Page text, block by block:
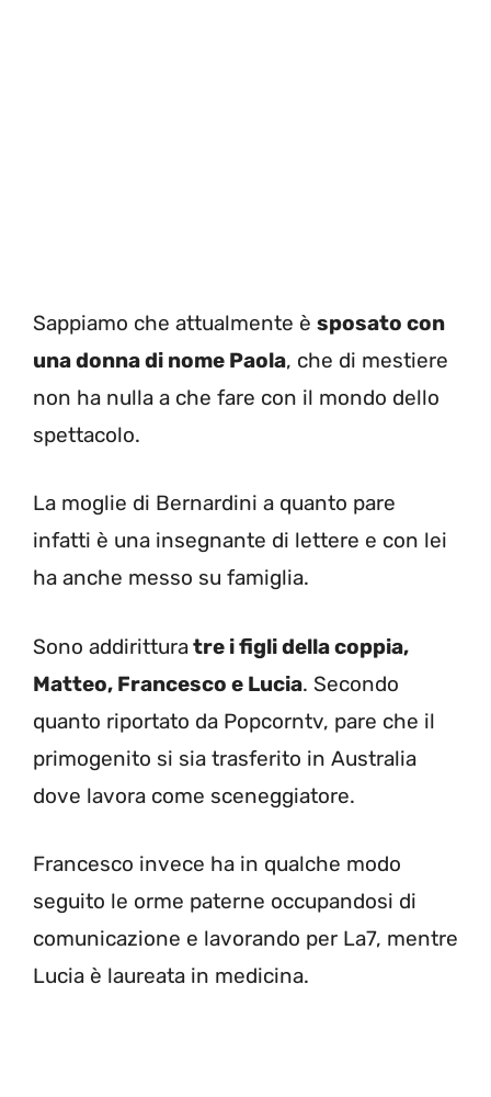
Sappiamo che attualmente è sposato con
una donna di nome Paola, che di mestiere
non ha nulla a che fare con il mondo dello
spettacolo.
La moglie di Bernardini a quanto pare
infatti è una insegnante di lettere e con lei
ha anche messo su famiglia.
Sono addiritturatre i figli della coppia,
Matteo, Francesco e Lucia. Secondo
quanto riportato da Popcorntv, pare che il
primogenito si sia trasferito in Australia
dove lavora come sceneggiatore.
Francesco invece ha in qualche modo
seguito le orme paterne occupandosi di
comunicazione e lavorando per La7, mentre
Lucia è laureata in medicina.